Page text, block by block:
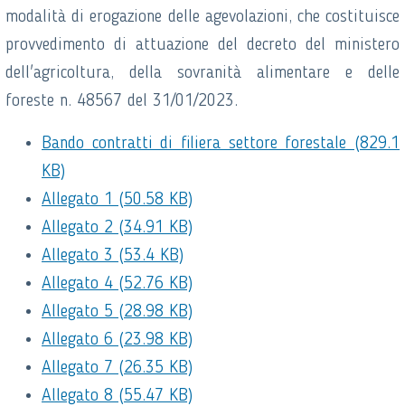
modalità di erogazione delle agevolazioni, che costituisce
provvedimento di attuazione del decreto del ministero
dell'agricoltura, della sovranità alimentare e delle
foreste n. 48567 del 31/01/2023.
Bando contratti di filiera settore forestale (829.1
KB)
Allegato 1 (50.58 KB)
Allegato 2 (34.91 KB)
Allegato 3 (53.4 KB)
Allegato 4 (52.76 KB)
Allegato 5 (28.98 KB)
Allegato 6 (23.98 KB)
Allegato 7 (26.35 KB)
Allegato 8 (55.47 KB)